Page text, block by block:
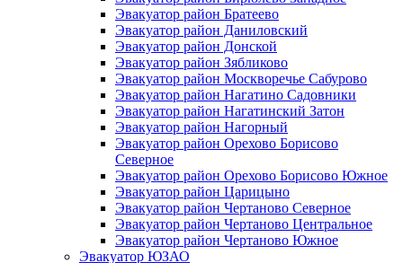
Эвакуатор район Братеево
Эвакуатор район Даниловский
Эвакуатор район Донской
Эвакуатор район Зябликово
Эвакуатор район Москворечье Сабурово
Эвакуатор район Нагатино Cадовники
Эвакуатор район Нагатинский Затон
Эвакуатор район Нагорный
Эвакуатор район Орехово Борисово
Северное
Эвакуатор район Орехово Борисово Южное
Эвакуатор район Царицыно
Эвакуатор район Чертаново Северное
Эвакуатор район Чертаново Центральное
Эвакуатор район Чертаново Южное
Эвакуатор ЮЗАО